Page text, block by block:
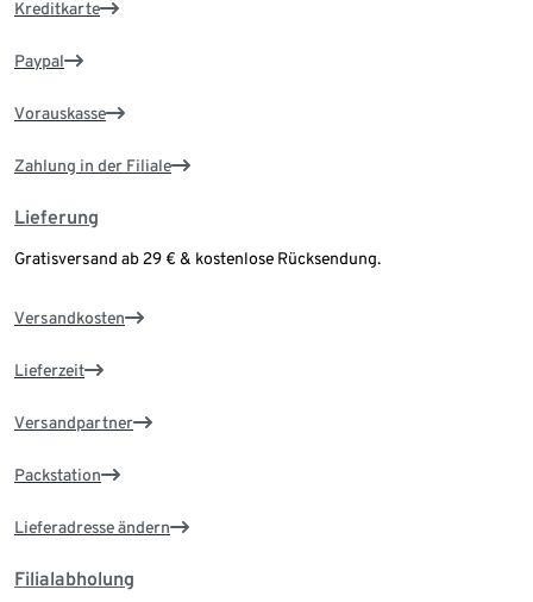
Kreditkarte
Paypal
Vorauskasse
Zahlung in der Filiale
Lieferung
Gratisversand ab 29 € & kostenlose Rücksendung.
Versandkosten
Lieferzeit
Versandpartner
Packstation
Lieferadresse ändern
Filialabholung